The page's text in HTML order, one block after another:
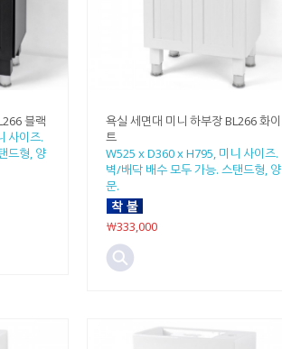
블랙
사이즈.
드형, 양
욕실 세면대 미니 하부장 BL266 화이
트
W525 x D360 x H795, 미니 사이즈.
벽/배닥 배수 모두 가능. 스탠드형, 양
문.
￦333,000